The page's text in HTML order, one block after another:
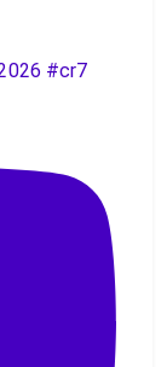
#cr7